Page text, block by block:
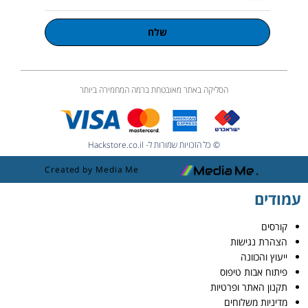
שלח
הסליקה באתר מאובטחת ברמה המחמירה ביותר
© כל הזכויות שמורות ל- Hackstore.co.il
Created by Media Me
עמודים
קורסים
הצהרת נגישות
ייעוץ והכוונה
פיתוח אבות טיפוס
תקנון האתר ופרטיות
מדיניות משלוחים